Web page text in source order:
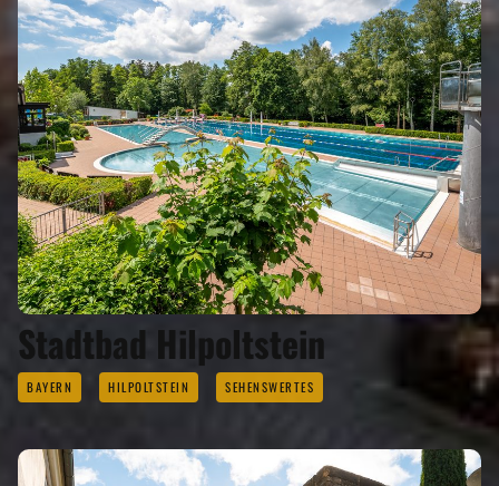
Stadtbad Hilpoltstein
BAYERN HILPOLTSTEIN SEHENSWERTES